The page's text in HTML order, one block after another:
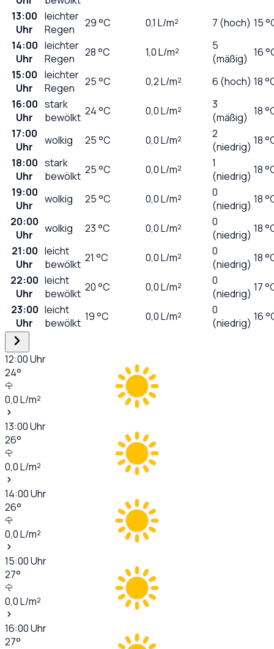
13:00
Uhr
leichter
Regen
29°C 0,1 L/m² 7 (hoch) 15
14:00
Uhr
leichter
Regen
28°C 1,0L/m²
5
(mäßig) 16
15:00
Uhr
leichter
Regen
25°C 0,2L/m² 6 (hoch) 18
16:00
Uhr
stark
bewölkt 24°C 0,0L/m²
3
(mäßig) 18
17:00
Uhr
wolkig 25°C 0,0L/m²
2
(niedrig) 18
18:00
Uhr
stark
bewölkt 25°C 0,0L/m²
1
(niedrig) 18
19:00
Uhr
wolkig 25°C 0,0L/m²
0
(niedrig) 18
20:00
Uhr
wolkig 23°C 0,0L/m²
0
(niedrig) 18
21:00
Uhr
leicht
bewölkt 21 °C 0,0L/m²
0
(niedrig) 18
22:00
Uhr
leicht
bewölkt 20°C 0,0L/m²
0
(niedrig) 17
23:00
Uhr
leicht
bewölkt 19°C 0,0L/m²
0
(niedrig) 16
12:00Uhr
24°
0,0L/m²
13:00Uhr
26°
0,0L/m²
14:00Uhr
26°
0,0L/m²
15:00Uhr
27°
0,0L/m²
16:00Uhr
27°